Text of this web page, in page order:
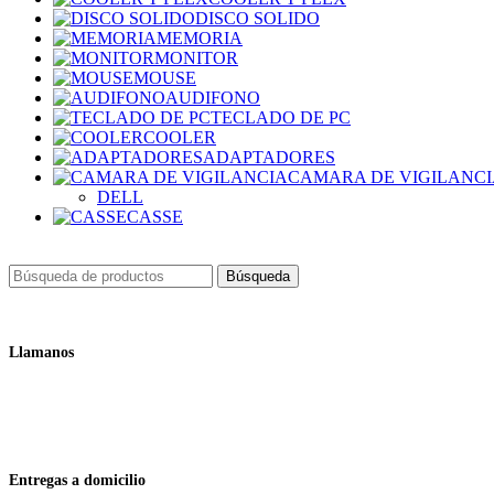
DISCO SOLIDO
MEMORIA
MONITOR
MOUSE
AUDIFONO
TECLADO DE PC
COOLER
ADAPTADORES
CAMARA DE
DELL
CASSE
Búsqueda
Llamanos
Entregas a domicilio